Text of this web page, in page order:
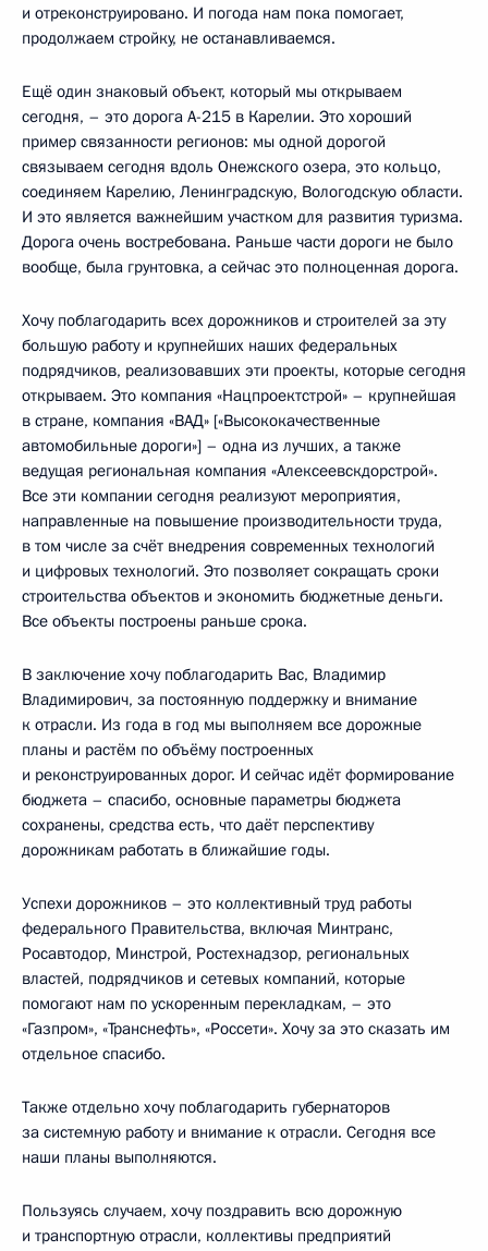
и отреконструировано. И погода нам пока помогает,
продолжаем стройку, не останавливаемся.
Ещё один знаковый объект, который мы открываем
сегодня, – это дорога А-215 в Карелии. Это хороший
пример связанности регионов: мы одной дорогой
связываем сегодня вдоль Онежского озера, это кольцо,
соединяем Карелию, Ленинградскую, Вологодскую области.
И это является важнейшим участком для развития туризма.
Дорога очень востребована. Раньше части дороги не было
вообще, была грунтовка, а сейчас это полноценная дорога.
Хочу поблагодарить всех дорожников и строителей за эту
большую работу и крупнейших наших федеральных
подрядчиков, реализовавших эти проекты, которые сегодня
открываем. Это компания «Нацпроектстрой» – крупнейшая
в стране, компания «ВАД» [«Высококачественные
автомобильные дороги»] – одна из лучших, а также
ведущая региональная компания «Алексеевскдорстрой».
Все эти компании сегодня реализуют мероприятия,
направленные на повышение производительности труда,
в том числе за счёт внедрения современных технологий
и цифровых технологий. Это позволяет сокращать сроки
строительства объектов и экономить бюджетные деньги.
Все объекты построены раньше срока.
В заключение хочу поблагодарить Вас, Владимир
Владимирович, за постоянную поддержку и внимание
к отрасли. Из года в год мы выполняем все дорожные
планы и растём по объёму построенных
и реконструированных дорог. И сейчас идёт формирование
бюджета – спасибо, основные параметры бюджета
сохранены, средства есть, что даёт перспективу
дорожникам работать в ближайшие годы.
Успехи дорожников – это коллективный труд работы
федерального Правительства, включая Минтранс,
Росавтодор, Минстрой, Ростехнадзор, региональных
властей, подрядчиков и сетевых компаний, которые
помогают нам по ускоренным перекладкам, – это
«Газпром», «Транснефть», «Россети». Хочу за это сказать им
отдельное спасибо.
Также отдельно хочу поблагодарить губернаторов
за системную работу и внимание к отрасли. Сегодня все
наши планы выполняются.
Пользуясь случаем, хочу поздравить всю дорожную
и транспортную отрасли, коллективы предприятий